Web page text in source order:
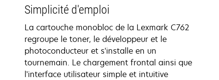
Simplicité d'emploi
La cartouche monobloc de la Lexmark C762
regroupe le toner, le développeur et le
photoconducteur et s'installe en un
tournemain. Le chargement frontal ainsi que
l'interface utilisateur simple et intuitive